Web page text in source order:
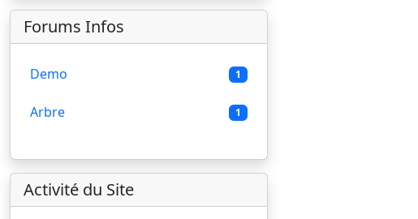
Forums Infos
Demo 1
Arbre 1
Activité du Site